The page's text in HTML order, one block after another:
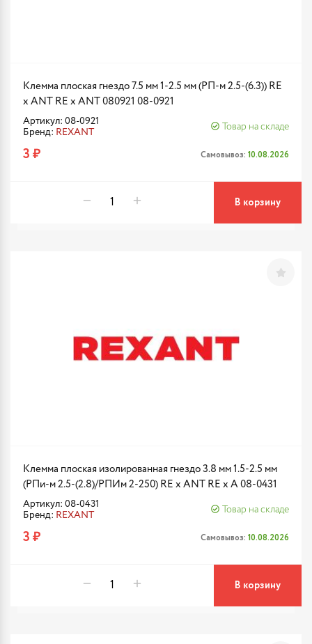
Клемма плоская гнездо 7.5 мм 1-2.5 мм (РП-м 2.5-(6.3)) RE
x ANT RE x ANT 080921 08-0921
Артикул: 08-0921
Бренд: REXANT
Товар на складе
3 ₽ Самовывоз: 10.08.2026
В корзину
Клемма плоская изолированная гнездо 3.8 мм 1.5-2.5 мм
(РПи-м 2.5-(2.8)/РПИм 2-250) RE x ANT RE x A 08-0431
Артикул: 08-0431
Бренд: REXANT
Товар на складе
3 ₽ Самовывоз: 10.08.2026
В корзину